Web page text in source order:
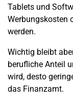
Tablets und
Werbungskosten
werden.
Wichtig bleibt
berufliche Anteil
wird, desto
das Finanzamt.